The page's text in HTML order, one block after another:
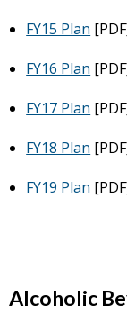
FY15 Plan
FY16 Plan
FY17 Plan
FY18 Plan
FY19 Plan
Alcoholic